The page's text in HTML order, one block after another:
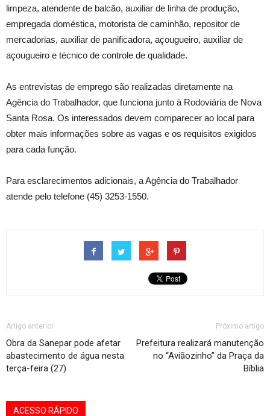
limpeza, atendente de balcão, auxiliar de linha de produção,
empregada doméstica, motorista de caminhão, repositor de
mercadorias, auxiliar de panificadora, açougueiro, auxiliar de
açougueiro e técnico de controle de qualidade.
As entrevistas de emprego são realizadas diretamente na
Agência do Trabalhador, que funciona junto à Rodoviária de Nova
Santa Rosa. Os interessados devem comparecer ao local para
obter mais informações sobre as vagas e os requisitos exigidos
para cada função.
Para esclarecimentos adicionais, a Agência do Trabalhador
atende pelo telefone (45) 3253-1550.
Artigo anterior
Obra da Sanepar pode afetar
abastecimento de água nesta
terça-feira (27)
Próximo artigo
Prefeitura realizará manutenção
no “Aviãozinho” da Praça da
Bíblia
ACESSO RÁPIDO